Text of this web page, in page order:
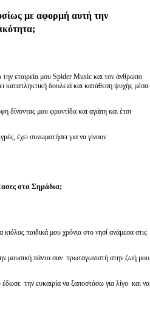
με αφορμή αυτή την
εταιρεία μου Spider Music και τον άνθρωπο
καταπληκτική δουλειά και κατάθεση ψυχής μέσα
δίνοντας μου φροντίδα και αγάπη και έτσι
έχει συνωμοτήσει για να γίνουν
στα Σημάδια;
παιδικά μου χρόνια στο νησί ανάμεσα στις
μουσική πάντα σαν πρωταγωνιστή στην ζωή μου
την ευκαιρία να ξαποστάσω για λίγο και να